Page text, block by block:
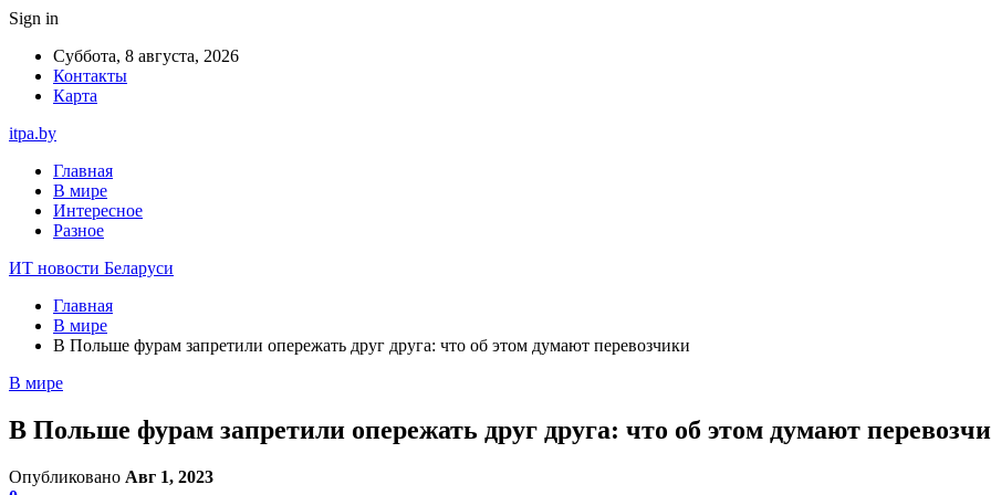
Sign in
Суббота, 8 августа, 2026
Контакты
Карта
itpa.by
Главная
В мире
Интересное
Разное
ИТ новости Беларуси
Главная
В мире
В Польше фурам запретили опережать друг друга: что об этом думают перевозчики
В мире
В Польше фурам запретили опережать друг друга: что об этом думают
Опубликовано Авг 1, 2023